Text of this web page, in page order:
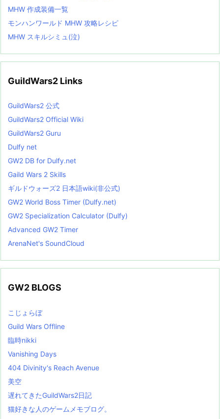
MHW 作成装備一覧
モンハンワールド MHW 攻略レシピ
MHW スキルシミュ(泣)
GuildWars2 Links
GuildWars2 公式
GuildWars2 Official Wiki
GuildWars2 Guru
Dulfy net
GW2 DB for Dulfy.net
Gaild Wars 2 Skills
ギルドウォーズ2 日本語wiki(非公式)
GW2 World Boss Timer (Dulfy.net)
GW2 Specialization Calculator (Dulfy)
Advanced GW2 Timer
ArenaNet's SoundCloud
GW2 BLOGS
こじょらぼ
Guild Wars Offline
臨時nikki
Vanishing Days
404 Divinity's Reach Avenue
美空
遅れてきたGuildWars2日記
猫好きな人のゲームメモブログ。